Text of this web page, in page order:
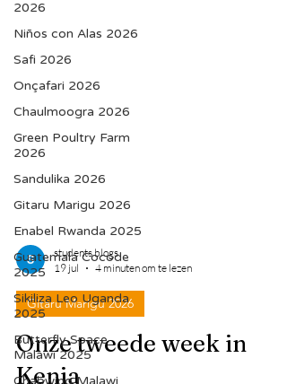
2026
Niños con Alas 2026
Safi 2026
Onçafari 2026
Chaulmoogra 2026
Green Poultry Farm
2026
Sandulika 2026
Gitaru Marigu 2026
Enabel Rwanda 2025
Guatemala Cocode
2025
Sikiliza Leo Uganda
2025
Butterfly Space
Malawi 2025
Chabwino Malawi
students blogs
19 jul
4 minuten om te lezen
Gitaru Marigu 2026